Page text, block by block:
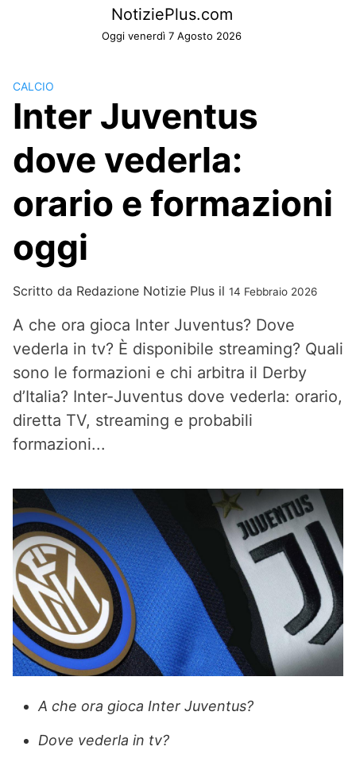
NotiziePlus.com
Oggi venerdì 7 Agosto 2026
CALCIO
Inter Juventus
dove vederla:
orario e formazioni
oggi
Scritto da Redazione Notizie Plus il 14 Febbraio 2026
A che ora gioca Inter Juventus? Dove
vederla in tv? È disponibile streaming? Quali
sono le formazioni e chi arbitra il Derby
d’Italia? Inter-Juventus dove vederla: orario,
diretta TV, streaming e probabili
formazioni...
A che ora gioca Inter Juventus?
Dove vederla in tv?